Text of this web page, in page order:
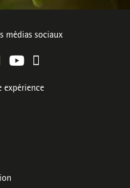
médias sociaux
expérience